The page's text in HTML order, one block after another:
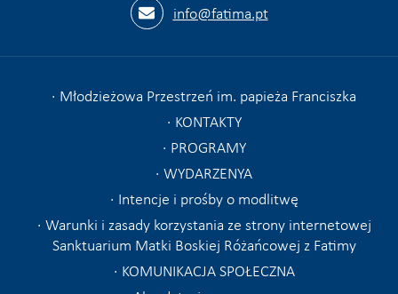
info@fatima.pt
Młodzieżowa Przestrzeń im. papieża Franciszka
KONTAKTY
PROGRAMY
WYDARZENYA
Intencje i prośby o modlitwę
Warunki i zasady korzystania ze strony internetowej
Sanktuarium Matki Boskiej Różańcowej z Fatimy
KOMUNIKACJA SPOŁECZNA